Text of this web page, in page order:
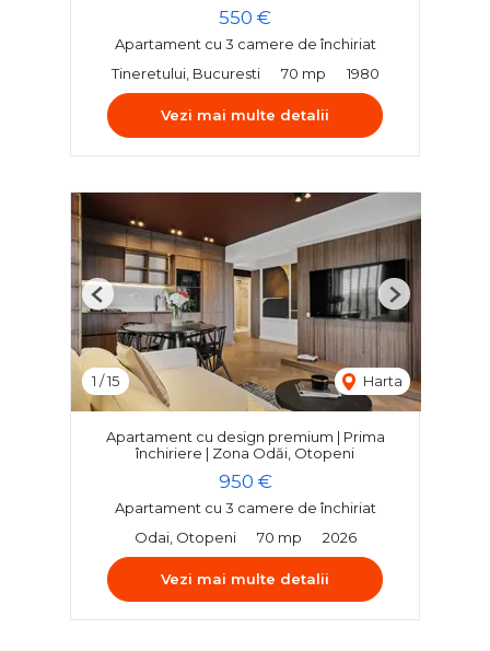
550 €
Apartament cu 3 camere de închiriat
Tineretului, Bucuresti
70 mp 1980
Vezi mai multe detalii
1 /15 Harta
Previous Next
Apartament cu design premium | Prima
închiriere | Zona Odăi, Otopeni
950 €
Apartament cu 3 camere de închiriat
Odai, Otopeni
70 mp 2026
Vezi mai multe detalii